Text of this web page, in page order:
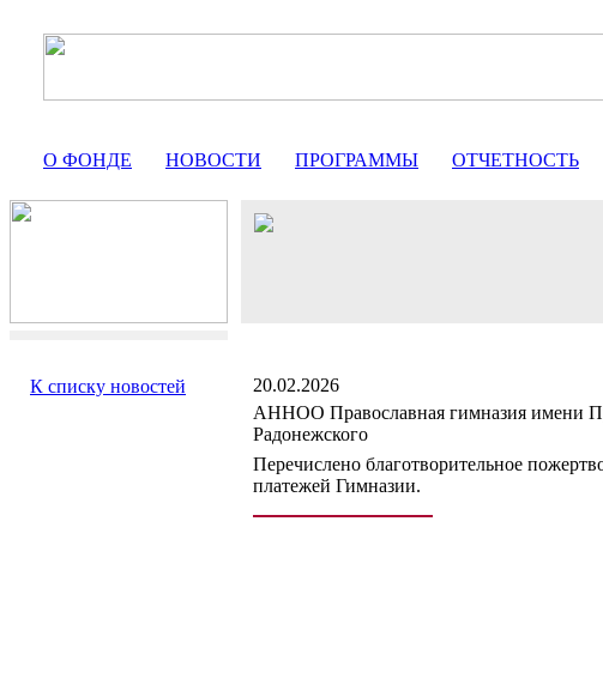
О ФОНДЕ НОВОСТИ ПРОГРАММЫ ОТЧЕТНОСТЬ
К списку новостей
20.02.2026
АННОО Православная гимназия имени
Радонежского
Перечислено благотворительное
платежей Гимназии.